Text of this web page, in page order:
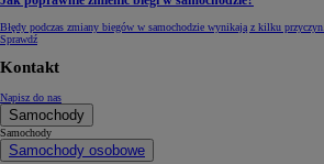
Błędy podczas zmiany biegów w samochodzie wynikają z kilku przyczyn.
Sprawdź
Kontakt
Napisz do nas
Samochody
Samochody
Samochody osobowe